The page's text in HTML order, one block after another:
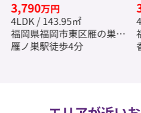
一戸建☆仲介手数料無料
☆
3,790万円
4LDK / 143.95㎡
福岡県福岡市東区雁の巣２
丁目
雁ノ巣駅徒歩4分